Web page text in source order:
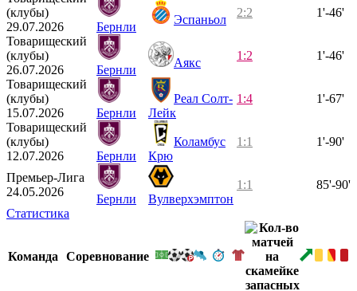
(клубы)
29.07.2026
Бернли
Эспаньол
2:2 1'-46'
Товарищеский
(клубы)
26.07.2026
Бернли
Аякс
1:2 1'-46'
Товарищеский
(клубы)
15.07.2026
Бернли
Реал Солт-
Лейк
1:4 1'-67'
Товарищеский
(клубы)
12.07.2026
Бернли
Коламбус
Крю
1:1 1'-90'
Премьер-Лига
24.05.2026
Бернли Вулверхэмптон
1:1 85'-90'
Статистика
Команда Соревнование